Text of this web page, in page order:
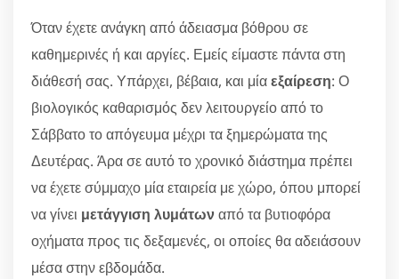
Όταν έχετε ανάγκη από άδειασμα βόθρου σε
καθημερινές ή και αργίες. Εμείς είμαστε πάντα στη
διάθεσή σας. Υπάρχει, βέβαια, και μίαεξαίρεση: Ο
βιολογικός καθαρισμός δεν λειτουργείο από το
Σάββατο το απόγευμα μέχρι τα ξημερώματα της
Δευτέρας. Άρα σε αυτό το χρονικό διάστημα πρέπει
να έχετε σύμμαχο μία εταιρεία με χώρο, όπου μπορεί
να γίνει μετάγγιση λυμάτωναπό τα βυτιοφόρα
οχήματα προς τις δεξαμενές, οι οποίες θα αδειάσουν
μέσα στην εβδομάδα.